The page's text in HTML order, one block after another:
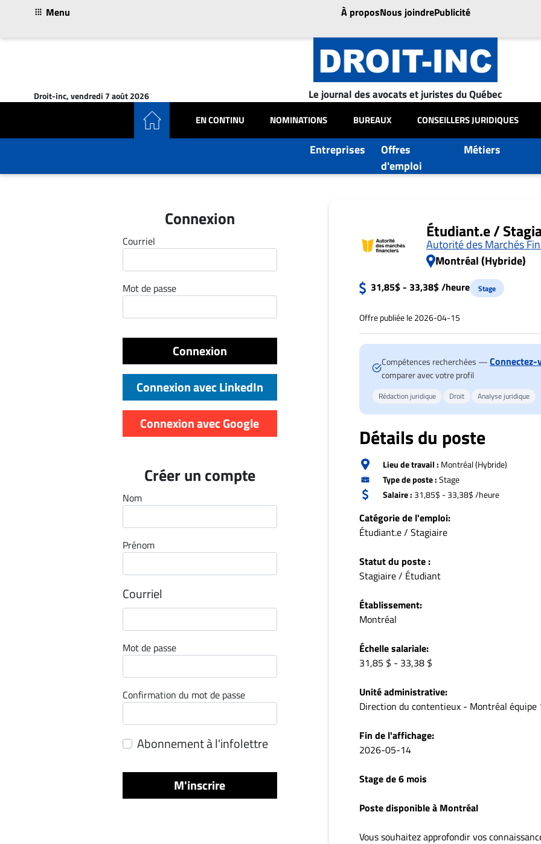
Menu À proposNous joindrePublicité
Droit-inc, vendredi 7 août 2026 Le journal des avocats et juristes du Québec
EN CONTINU NOMINATIONS BUREAUX CONSEILLERS JURIDIQUES
Entreprises
Offres
d'emploi
Métiers
En
Nominations
Conseillers
Connexion
Courriel
Mot de passe
Connexion
Connexion avec LinkedIn
Connexion avec Google
Créer un compte
Nom
Prénom
Courriel
Mot de passe
Confirmation du mot de passe
Abonnement à l'infolettre
M'inscrire
Étudiant.e /
Autorité des Marchés
Montréal (Hybride)
31,85$ - 33,38$ /heure Stage
Offre publiée le 2026-04-15
Compétences recherchées —Connectez-
comparer avec votre profil
Rédaction juridique Droit Analyse juridique
Détails du poste
Lieu de travail : Montréal (Hybride)
Type de poste :Stage
Salaire : 31,85$ - 33,38$ /heure
Catégorie de l'emploi:
Étudiant.e / Stagiaire
Statut du poste :
Stagiaire / Étudiant
Établissement:
Montréal
Échelle salariale:
31,85 $ - 33,38 $
Unité administrative:
Direction du contentieux - Montréal équipe
Fin de l'affichage:
2026-05-14
Stage de 6 mois
Poste disponible à Montréal
Vous souhaitez approfondir vos